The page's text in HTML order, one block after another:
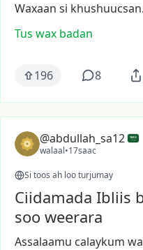
Waxaan si
Tus wax badan
196 8
@abdullah_sa12
walaal•17saac
Si toos ah loo turjumay
Ciidamada Ibliis
soo weerara
Assalaamu calaykum wa